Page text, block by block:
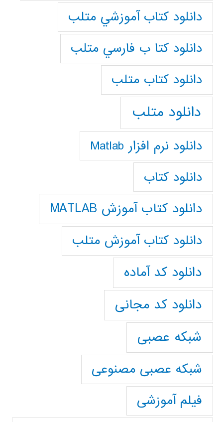
دانلود كتاب آموزشي متلب
دانلود كتا ب فارسي متلب
دانلود كتاب متلب
دانلود متلب
دانلود نرم افزار Matlab
دانلود کتاب
دانلود کتاب آموزش MATLAB
دانلود کتاب آموزش متلب
دانلود کد آماده
دانلود کد مجانی
شبکه عصبی
شبکه عصبی مصنوعی
فیلم آموزشی